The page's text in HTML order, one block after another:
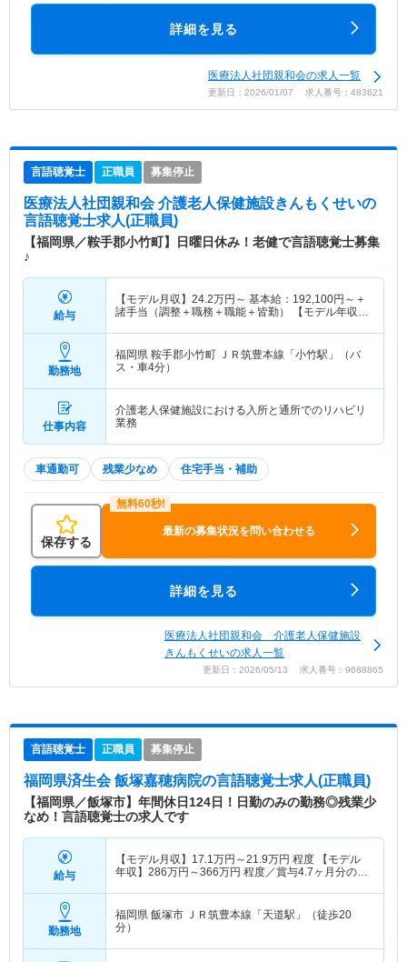
詳細を見る
医療法人社団親和会の求人一覧
更新日：2026/01/07 求人番号：483621
言語聴覚士 正職員 募集停止
医療法人社団親和会 介護老人保健施設きんもくせいの
言語聴覚士求人(正職員)
【福岡県／鞍手郡小竹町】日曜日休み！老健で言語聴覚士募集
♪
給与
【モデル月収】 24.2万円～ 基本給：192,100円～＋
諸手当（調整＋職務＋職能＋皆勤） 【モデル年収】
勤務地
福岡県 鞍手郡小竹町 ＪＲ筑豊本線「小竹駅」（バ
ス・車4分）
仕事内容
介護老人保健施設における入所と通所でのリハビリ
業務
車通勤可 残業少なめ 住宅手当・補助
保存する
最新の募集状況を問い合わせる
詳細を見る
医療法人社団親和会 介護老人保健施設
きんもくせいの求人一覧
更新日：2026/05/13 求人番号：9688865
言語聴覚士 正職員 募集停止
福岡県済生会 飯塚嘉穂病院の言語聴覚士求人(正職員)
【福岡県／飯塚市】年間休日124日！日勤のみの勤務◎残業少
なめ！言語聴覚士の求人です
給与
【モデル月収】 17.1万円～21.9万円 程度 【モデル
年収】 286万円～366万円 程度／賞与4.7ヶ月分の場
勤務地
福岡県 飯塚市 ＪＲ筑豊本線「天道駅」（徒歩20
分）